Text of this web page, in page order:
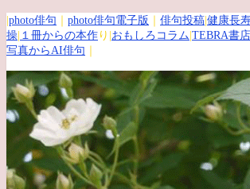
photo俳句 photo俳句電子版 俳句投稿 健康長
操 １冊からの本作 り| おもしろコラム TEBRA書店
写真からAI俳句